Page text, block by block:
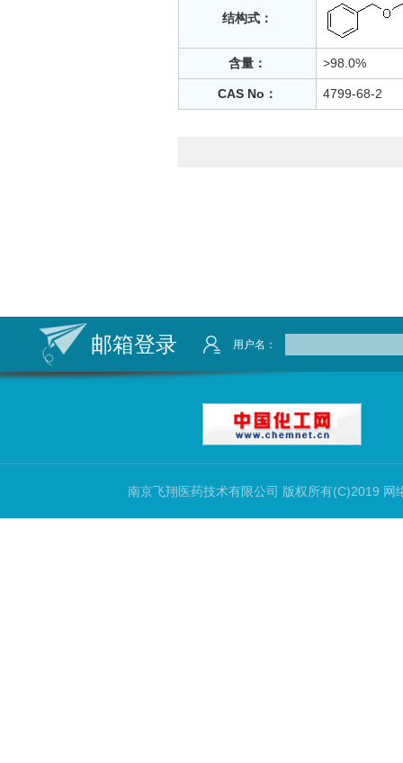
结构式：
含量： >98.0%
CAS No： 4799-68-2
邮箱登录 用户名：
南京飞翔医药技术有限公司 版权所有(C)2019 网